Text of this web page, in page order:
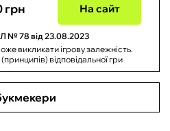
грн На сайт
№ 78 від 23.08.2023
викликати ігрову залежність.
відповідальної гри